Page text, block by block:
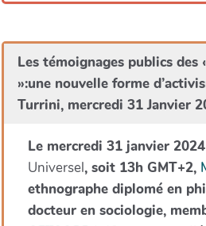
Les témoignages publics
»:une nouvelle forme
Turrini, mercredi 31 Janvier
Le mercredi 31 janvier
Universel, soit 13h GMT+2,
ethnographe diplomé en
docteur en sociologie,